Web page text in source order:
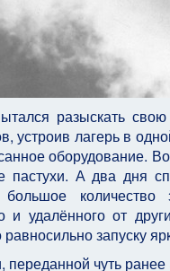
разыскать
устроив лагерь в
оборудование.
пастухи. А два дня
и удалённого от
запуску
переданной чуть